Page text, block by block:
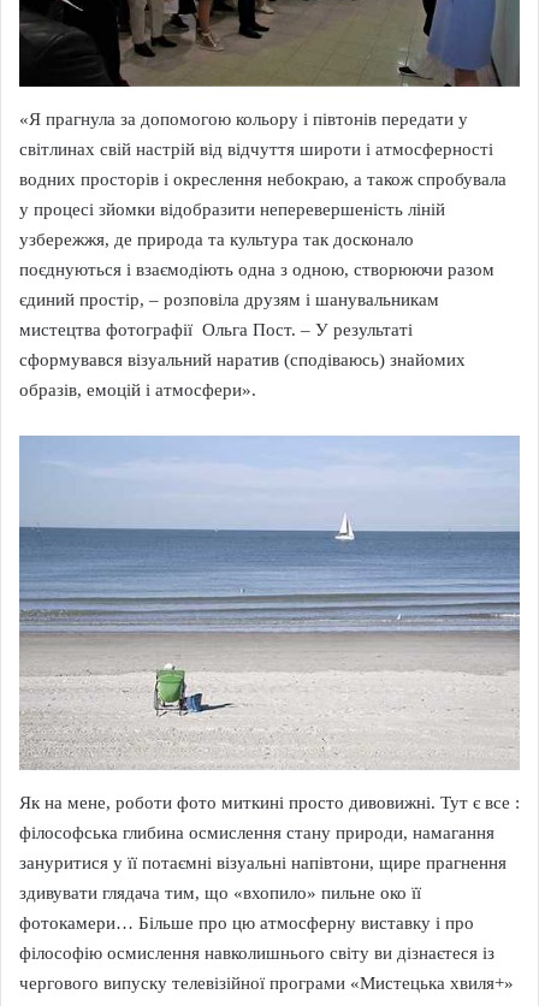
«Я прагнула за допомогою кольору і півтонів передати у
світлинах свій настрій від відчуття широти і атмосферності
водних просторів і окреслення небокраю, а також спробувала
у процесі зйомки відобразити неперевершеність ліній
узбережжя, де природа та культура так досконало
поєднуються і взаємодіють одна з одною, створюючи разом
єдиний простір, – розповіла друзям і шанувальникам
мистецтва фотографії Ольга Пост. – У результаті
сформувався візуальний наратив (сподіваюсь) знайомих
образів, емоцій і атмосфери».
Як на мене, роботи фото миткині просто дивовижні. Тут є все :
філософська глибина осмислення стану природи, намагання
зануритися у її потаємні візуальні напівтони, щире прагнення
здивувати глядача тим, що «вхопило» пильне око її
фотокамери… Більше про цю атмосферну виставку і про
філософію осмислення навколишнього світу ви дізнаєтеся із
чергового випуску телевізійної програми «Мистецька хвиля+»